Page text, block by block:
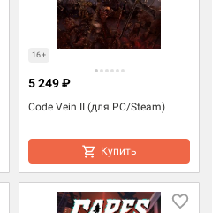
16+
Code Vein II (для PC/Steam)
5 249 ₽
Купить